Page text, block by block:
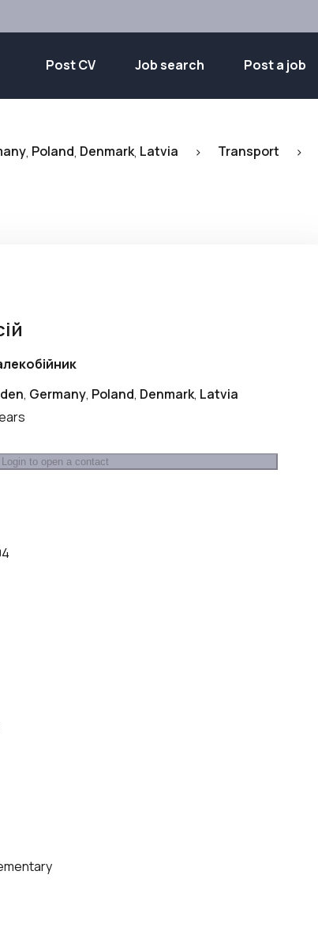
Post CV Job search Post a job
, Poland, Denmark, Latvia > Transport >
, Germany, Poland, Denmark, Latvia
Login to open a contact